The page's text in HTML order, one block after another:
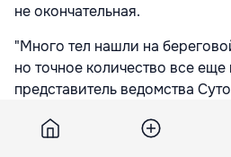
не окончательная.
"Много тел нашли на
но точное количество все еще
представитель ведомства